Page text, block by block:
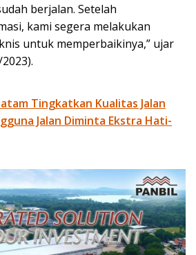
berjalan. Setelah
kami segera melakukan
untuk memperbaikinya,” ujar
Tingkatkan Kualitas Jalan
Jalan Diminta Ekstra Hati-